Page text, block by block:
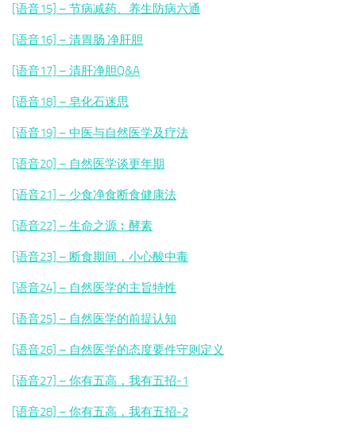
[语音15] – 节病减药、养生防病六通
[语音16] – 清胃肠 净肝胆
[语音17] – 清肝净胆Q&A
[语音18] – 皂化石迷思
[语音19] – 中医与自然医学及疗法
[语音20] – 自然医学谈更年期
[语音21] – 少食净食断食健康法
[语音22] – 生命之源︰酵素
[语音23] – 断食期间，小心酸中毒
[语音24] – 自然医学的主旨特性
[语音25] – 自然医学的前提认知
[语音26] – 自然医学的态度要件守则定义
[语音27] – 你有五高，我有五招-1
[语音28] – 你有五高，我有五招-2